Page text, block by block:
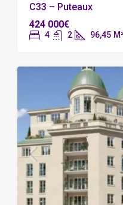
C33 – Puteaux
424 000€
4 2 96,45